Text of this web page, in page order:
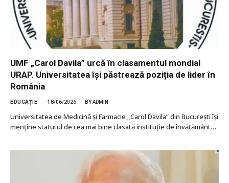
UMF „Carol Davila” urcă în clasamentul mondial
URAP. Universitatea își păstrează poziția de lider în
România
EDUCAȚIE 18/06/2026 BYADMIN
Universitatea de Medicină și Farmacie „Carol Davila” din București își
menține statutul de cea mai bine clasată instituție de învățământ…